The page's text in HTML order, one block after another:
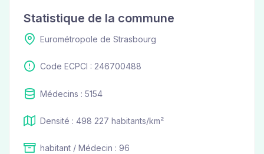
Statistique de la commune
Eurométropole de Strasbourg
Code ECPCI : 246700488
Médecins : 5154
Densité : 498 227 habitants/km²
habitant / Médecin : 96